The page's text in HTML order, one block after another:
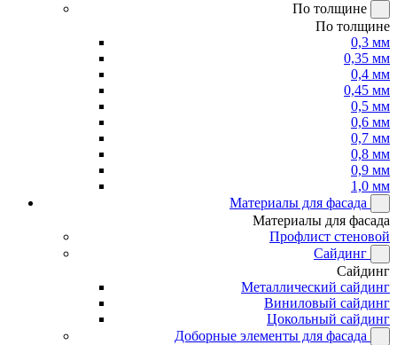
По толщине
По толщине
0,3 мм
0,35 мм
0,4 мм
0,45 мм
0,5 мм
0,6 мм
0,7 мм
0,8 мм
0,9 мм
1,0 мм
Материалы для фасада
Материалы для фасада
Профлист стеновой
Сайдинг
Сайдинг
Металлический сайдинг
Виниловый сайдинг
Цокольный сайдинг
Доборные элементы для фасада